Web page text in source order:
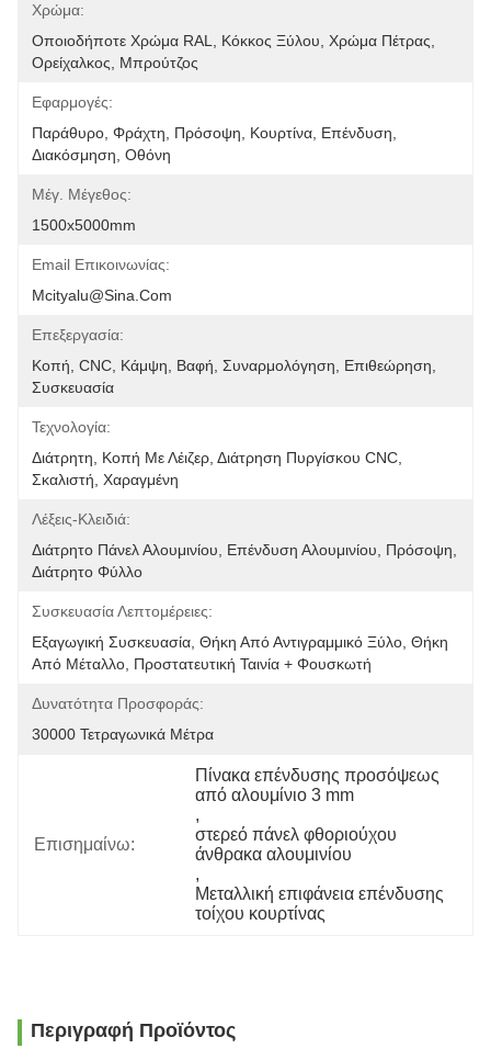
Χρώμα:
Οποιοδήποτε Χρώμα RAL, Κόκκος Ξύλου, Χρώμα Πέτρας,
Ορείχαλκος, Μπρούτζος
Εφαρμογές:
Παράθυρο, Φράχτη, Πρόσοψη, Κουρτίνα, Επένδυση,
Διακόσμηση, Οθόνη
Μέγ. Μέγεθος:
1500x5000mm
Email Επικοινωνίας:
Mcityalu@sina.com
Επεξεργασία:
Κοπή, CNC, Κάμψη, Βαφή, Συναρμολόγηση, Επιθεώρηση,
Συσκευασία
Τεχνολογία:
Διάτρητη, Κοπή Με Λέιζερ, Διάτρηση Πυργίσκου CNC,
Σκαλιστή, Χαραγμένη
Λέξεις-Κλειδιά:
Διάτρητο Πάνελ Αλουμινίου, Επένδυση Αλουμινίου, Πρόσοψη,
Διάτρητο Φύλλο
Συσκευασία Λεπτομέρειες:
Εξαγωγική Συσκευασία, Θήκη Από Αντιγραμμικό Ξύλο, Θήκη
Από Μέταλλο, Προστατευτική Ταινία + Φουσκωτή
Δυνατότητα Προσφοράς:
30000 Τετραγωνικά Μέτρα
Επισημαίνω:
Πίνακα επένδυσης προσόψεως
από αλουμίνιο 3 mm
,
στερεό πάνελ φθοριούχου
άνθρακα αλουμινίου
,
Μεταλλική επιφάνεια επένδυσης
τοίχου κουρτίνας
Περιγραφή Προϊόντος